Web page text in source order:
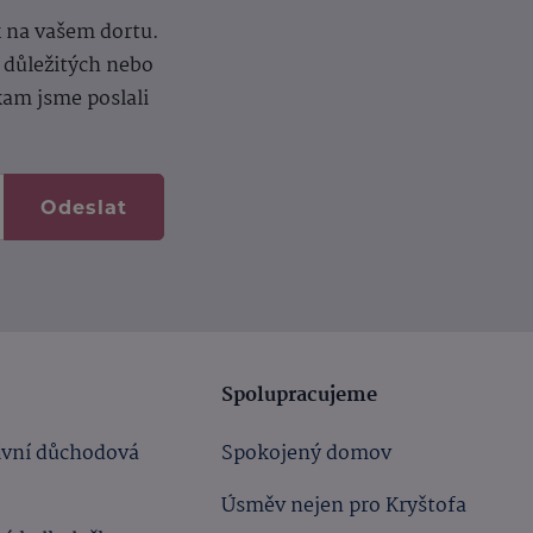
vašem dortu.
nebo
jsme poslali
Odeslat
důchodová
Spolupracujeme
Spokojený domov
Úsměv nejen pro Kryštofa